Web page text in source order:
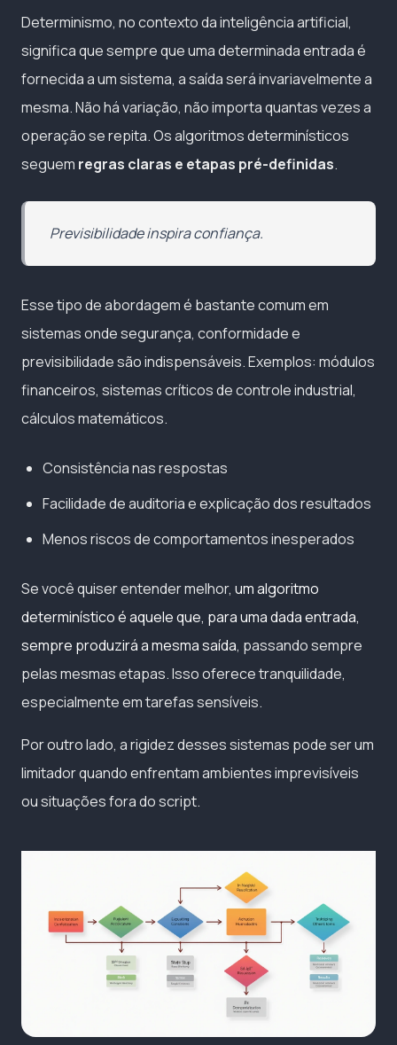
Determinismo, no contexto da inteligência artificial,
significa que sempre que uma determinada entrada é
fornecida a um sistema, a saída será invariavelmente a
mesma. Não há variação, não importa quantas vezes a
operação se repita. Os algoritmos determinísticos
seguem regras claras e etapas pré-definidas.
Previsibilidade inspira confiança.
Esse tipo de abordagem é bastante comum em
sistemas onde segurança, conformidade e
previsibilidade são indispensáveis. Exemplos: módulos
financeiros, sistemas críticos de controle industrial,
cálculos matemáticos.
Consistência nas respostas
Facilidade de auditoria e explicação dos resultados
Menos riscos de comportamentos inesperados
Se você quiser entender melhor, um algoritmo
determinístico é aquele que, para uma dada entrada,
sempre produzirá a mesma saída, passando sempre
pelas mesmas etapas. Isso oferece tranquilidade,
especialmente em tarefas sensíveis.
Por outro lado, a rigidez desses sistemas pode ser um
limitador quando enfrentam ambientes imprevisíveis
ou situações fora do script.